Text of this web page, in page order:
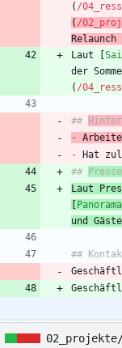
( /
( /
Laut [
der
( /
##
-
-
##
Laut
und